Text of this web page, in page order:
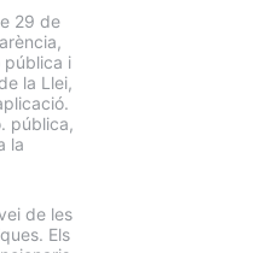
29 de
pública i
la Llei,
pública,
la
de les
Els